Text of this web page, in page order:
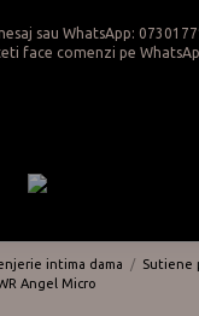
sau WhatsApp:
face comenzi pe
intima dama
Sutiene
Angel Micro